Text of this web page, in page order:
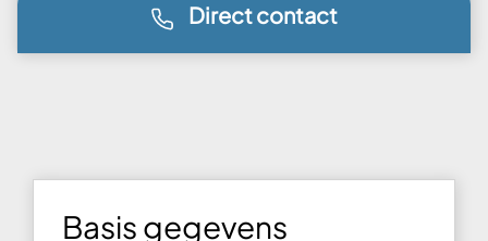
Direct contact
Basis gegevens